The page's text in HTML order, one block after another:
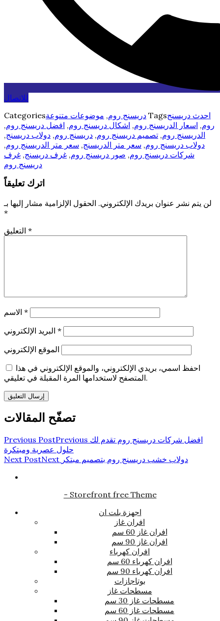
للاتصال
Categories
دريسنج روم, موضوعات متنوعة Tagsاحدث دريسنج
روم, اسعار الدريسنج روم, اشكال دريسنج روم, افضل دريسنج روم,
الدريسنج روم, تصميم دريسنج روم, دريسنج روم, دولاب دريسنج,
دولاب دريسنج روم, سعر متر الدريسنج, سعر متر الدريسنج روم,
شركات دريسنج روم, صور دريسنج روم, غرف دريسنج, غرف
دريسنج روم
اترك تعليقاً
لن يتم نشر عنوان بريدك الإلكتروني. الحقول الإلزامية مشار إليها بـ
*
*
*
*
الموقع الإلكتروني
احفظ اسمي، بريدي الإلكتروني، والموقع الإلكتروني في هذا
المتصفح لاستخدامها المرة المقبلة في تعليقي.
تصفّح المقالات
Previous PostPrevious افضل شركات دريسنج روم تقدم لك
حلول عصرية ومبتكرة
Next PostNext دولاب خشب دريسنج روم بتصميم مبتكر
- Storefront free Theme
اجهزة بلت ان
افران غاز
افران غاز 60 سم
افران غاز 90 سم
افران كهرباء
افران كهرباء 60 سم
افران كهرباء 90 سم
بوتاجازات
مسطحات غاز
مسطحات غاز 30 سم
مسطحات غاز 60 سم